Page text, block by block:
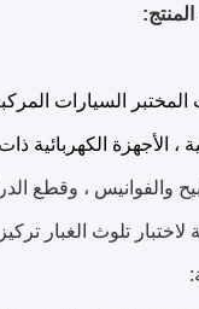
السيارات المركبة
، الأجهزة الكهربائية
والفوانيس ، وقطع
لاختبار تلوث الغبار